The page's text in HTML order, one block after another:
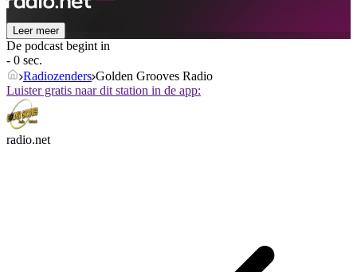
Leer meer
De podcast begint in
- 0 sec.
Radiozenders Golden Grooves Radio
Luister gratis naar dit station in de app:
radio.net